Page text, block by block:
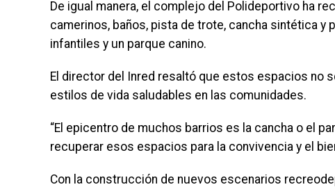
De igual manera, el complejo del Polideportivo ha
camerinos, baños, pista de trote, cancha sintética
infantiles y un parque canino.
El director del Inred resaltó que estos espacios no
estilos de vida saludables en las comunidades.
“El epicentro de muchos barrios es la cancha o el
recuperar esos espacios para la convivencia y el
Con la construcción de nuevos escenarios